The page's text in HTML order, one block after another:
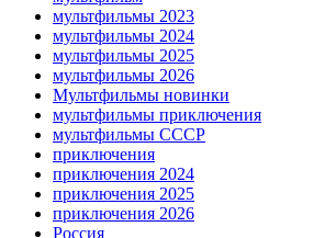
мультфильмы 2023
мультфильмы 2024
мультфильмы 2025
мультфильмы 2026
Мультфильмы новинки
мультфильмы приключения
мультфильмы СССР
приключения
приключения 2024
приключения 2025
приключения 2026
Россия